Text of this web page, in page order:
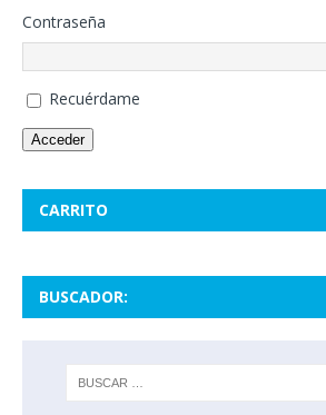
Contraseña
Recuérdame
Acceder
CARRITO
BUSCADOR: